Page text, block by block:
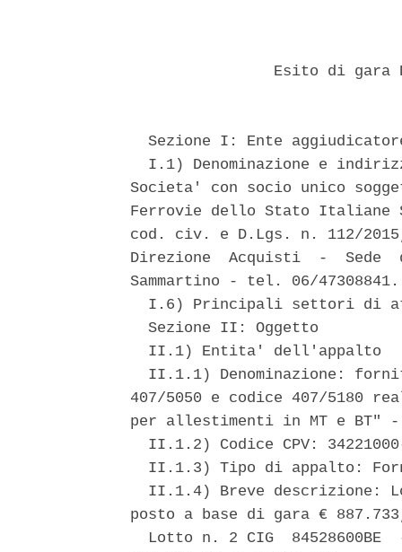
Esito di
Sezione I: Ente
I.1) Denominazione e
Societa' con socio unico
Ferrovie dello Stato Italiane
cod. civ. e D.Lgs. n. 112/
Direzione  Acquisti  -  Sede
Sammartino - tel. 06/
I.6) Principali settori di
  Sezione II: Oggetto
  II.1) Entita' dell'appalto
II.1.1) Denominazione:
407/5050 e codice 407/5180
per allestimenti in MT e BT" -
II.1.2) Codice CPV:
II.1.3) Tipo di appalto:
II.1.4) Breve descrizione:
posto a base di gara €
Lotto n. 2 CIG  84528600BE